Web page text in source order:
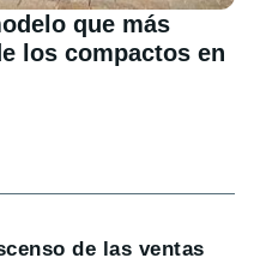
que más
los compactos en
de las ventas